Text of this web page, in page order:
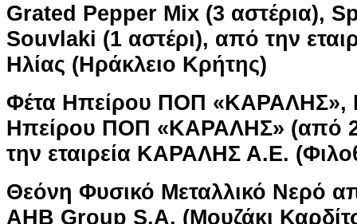
Grated Pepper Mix (3 αστέρια),
Souvlaki (1 αστέρι), από την
Ηλίας (Ηράκλειο Κρήτης)
Φέτα Ηπείρου ΠΟΠ «ΚΑΡΑΛΗΣ»,
Ηπείρου ΠΟΠ «ΚΑΡΑΛΗΣ» (από
την εταιρεία ΚΑΡΑΛΗΣ Α.Ε.
Θεόνη Φυσικό Μεταλλικό Νερό
AHB Group S.A. (Μουζάκι